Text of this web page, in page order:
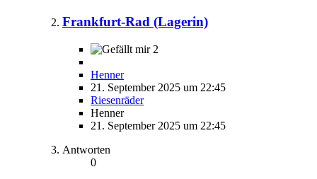
Frankfurt-Rad (Lagerin)
2
Henner
21. September 2025 um 22:45
Riesenräder
Henner
21. September 2025 um 22:45
Antworten
0